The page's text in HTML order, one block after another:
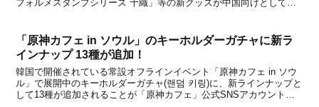
フォルメスタンプシリーズ 千織」等の新グッズが中国向けとして発
「原神カフェ in ソウル」のキーホルダーガチャに新ラ
インナップ 13種が追加！
韓国で開催されている常設オフラインイベント「原神カフェ in ソウ
ル」で展開中のキーホルダーガチャ(랜덤 키링)に、新ラインナップと
して13種が追加されることが「原神カフェ」公式SNSアカウントで